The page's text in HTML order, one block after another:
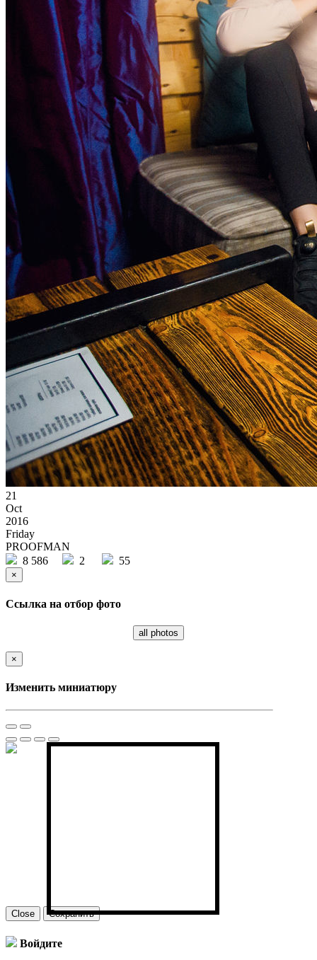
21
Oct
2016
Friday
PROOFMAN
8 586
2 55
×
Ссылка на отбор фото
all photos
×
Изменить миниатюру
Close Сохранить
Войдите